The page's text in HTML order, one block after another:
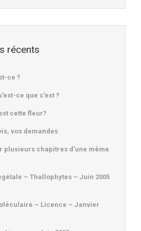
récents
ce ?
ce que c’est ?
cette fleur?
vos demandes
plusieurs chapitres d’une même
– Thallophytes – Juin 2005
– Licence – Janvier